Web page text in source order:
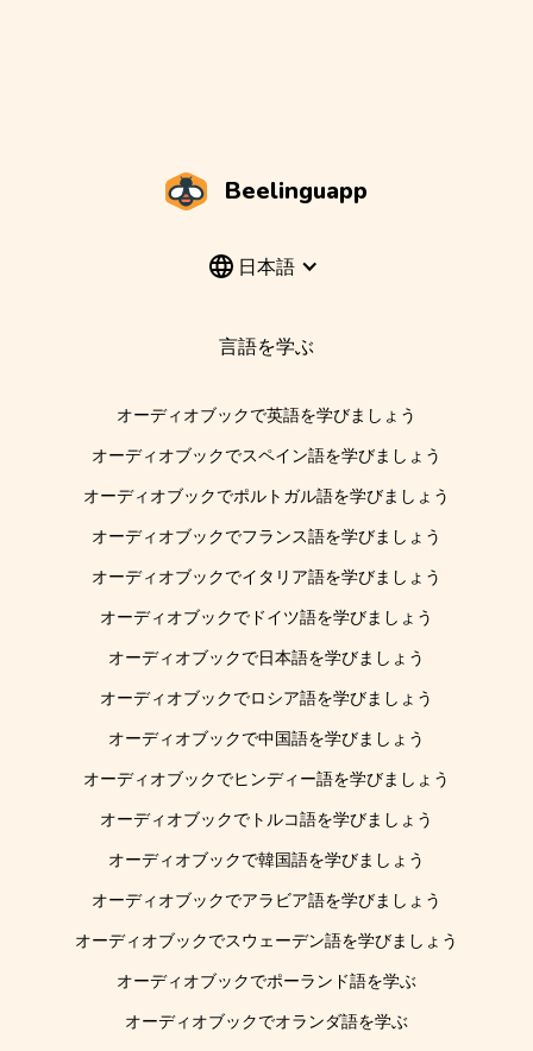
Beelinguapp
日本語
言語を学ぶ
オーディオブックで英語を学びましょう
オーディオブックでスペイン語を学びましょう
オーディオブックでポルトガル語を学びましょう
オーディオブックでフランス語を学びましょう
オーディオブックでイタリア語を学びましょう
オーディオブックでドイツ語を学びましょう
オーディオブックで日本語を学びましょう
オーディオブックでロシア語を学びましょう
オーディオブックで中国語を学びましょう
オーディオブックでヒンディー語を学びましょう
オーディオブックでトルコ語を学びましょう
オーディオブックで韓国語を学びましょう
オーディオブックでアラビア語を学びましょう
オーディオブックでスウェーデン語を学びましょう
オーディオブックでポーランド語を学ぶ
オーディオブックでオランダ語を学ぶ